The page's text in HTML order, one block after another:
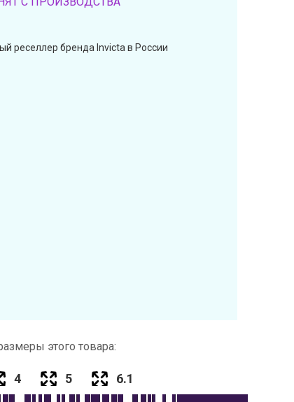
реселлер бренда Invicta в России
этого товара:
4 5 6.1